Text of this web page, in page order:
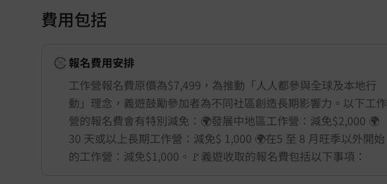
費用包括
報名費用安排
工作營報名費原價為$7,499，為推動「人人都參與全球及本地行
動」理念，義遊鼓勵參加者為不同社區創造長期影響力。以下工作
營的報名費會有特別減免：🌍發展中地區工作營：減免$2,000 🌍
30 天或以上長期工作營：減免$ 1,000 🌍在5 至 8 月旺季以外開始
的工作營：減免$1,000。🚩義遊收取的報名費包括以下事項：